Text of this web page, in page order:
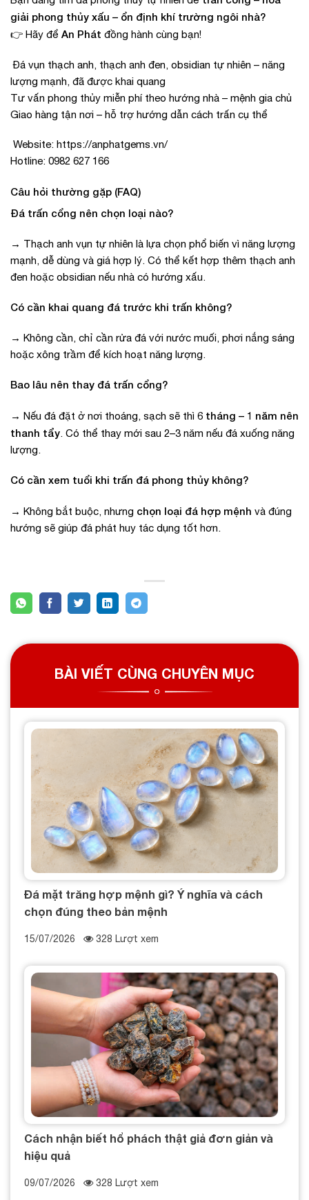
giải phong thủy xấu – ổn định khí trường ngôi nhà?
👉 Hãy để An Phát đồng hành cùng bạn!
Đá vụn thạch anh, thạch anh đen, obsidian tự nhiên – năng
lượng mạnh, đã được khai quang
Tư vấn phong thủy miễn phí theo hướng nhà – mệnh gia chủ
Giao hàng tận nơi – hỗ trợ hướng dẫn cách trấn cụ thể
Website: https://anphatgems.vn/
Hotline: 0982 627 166
Câu hỏi thường gặp (FAQ)
Đá trấn cổng nên chọn loại nào?
→ Thạch anh vụn tự nhiên là lựa chọn phổ biến vì năng lượng
mạnh, dễ dùng và giá hợp lý. Có thể kết hợp thêm thạch anh
đen hoặc obsidian nếu nhà có hướng xấu.
Có cần khai quang đá trước khi trấn không?
→ Không cần, chỉ cần rửa đá với nước muối, phơi nắng sáng
hoặc xông trầm để kích hoạt năng lượng.
Bao lâu nên thay đá trấn cổng?
→ Nếu đá đặt ở nơi thoáng, sạch sẽ thì 6 tháng – 1 năm nên
thanh tẩy. Có thể thay mới sau 2–3 năm nếu đá xuống năng
lượng.
Có cần xem tuổi khi trấn đá phong thủy không?
→ Không bắt buộc, nhưng chọn loại đá hợp mệnh và đúng
hướng sẽ giúp đá phát huy tác dụng tốt hơn.
BÀI VIẾT CÙNG CHUYÊN MỤC
Đá mặt trăng hợp mệnh gì? Ý nghĩa và cách
chọn đúng theo bản mệnh
15/07/2026 328 Lượt xem
Cách nhận biết hổ phách thật giả đơn giản và
hiệu quả
09/07/2026 328 Lượt xem